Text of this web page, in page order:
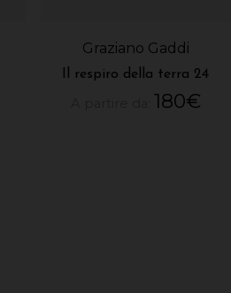
Graziano Gaddi
Il respiro della terra 24
180€